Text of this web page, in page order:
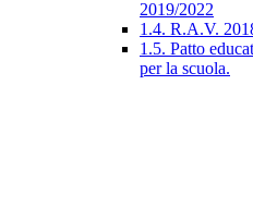
2019/2022
1.4. R.A.V.
1.5. Patto
per la scuola.